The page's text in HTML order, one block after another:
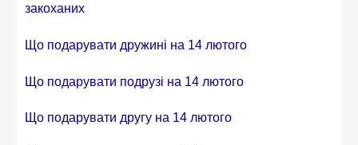
закоханих
Що подарувати дружині на 14 лютого
Що подарувати подрузі на 14 лютого
Що подарувати другу на 14 лютого